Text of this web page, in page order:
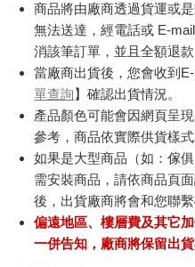
商品將由廠商透過貨運或
無法送達，經電話或 E-
消該筆訂單，並且全額退款
當廠商出貨後，您會收到
單查詢】確認出貨情況。
產品顏色可能會因網頁呈
參考，商品依實際供貨樣式
如果是大型商品（如：傢
需安裝商品，請依商品頁
後，出貨廠商將會和您聯
偏遠地區、樓層費及其它
一併告知，廠商將保留出貨